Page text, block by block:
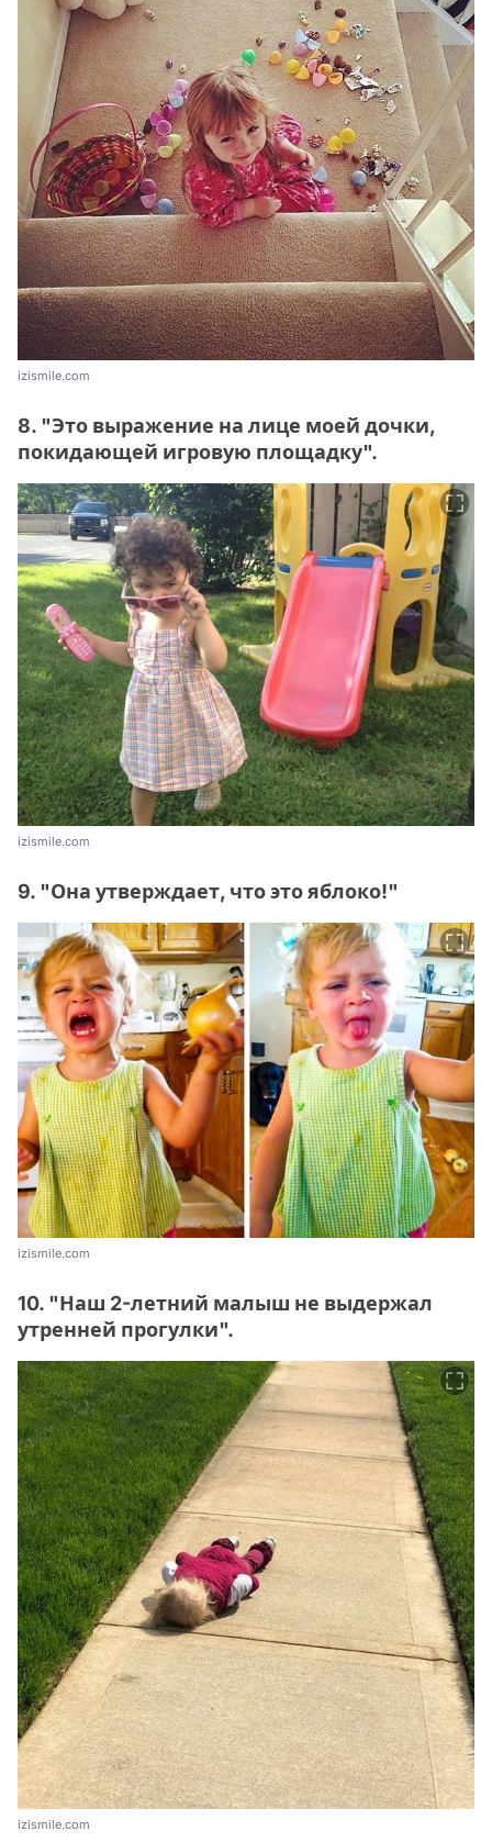
izismile.com
8. "Это выражение на лице моей дочки,
покидающей игровую площадку".
izismile.com
9. "Она утверждает, что это яблоко!"
izismile.com
10. "Наш 2-летний малыш не выдержал
утренней прогулки".
izismile.com